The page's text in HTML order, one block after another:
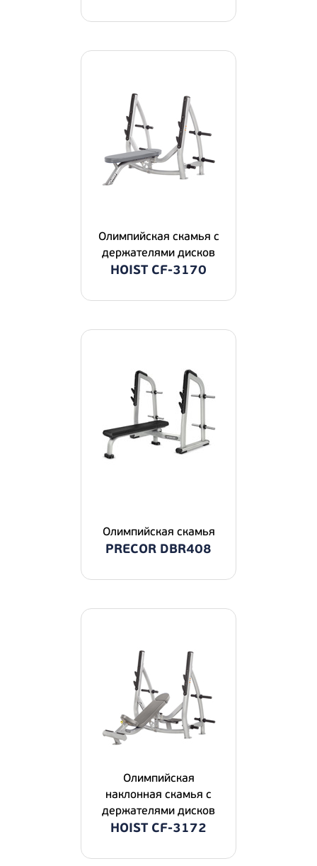
Олимпийская скамья с
держателями дисков
HOIST CF-3170
Олимпийская скамья
PRECOR DBR408
Олимпийская
наклонная скамья с
держателями дисков
HOIST CF-3172